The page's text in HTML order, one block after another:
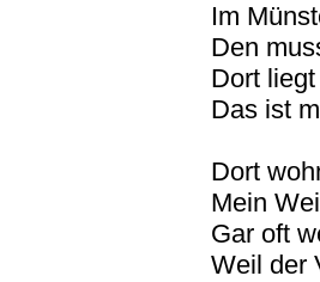
Im
Den
Dort
Das ist
Dort
Mein
Gar oft
Weil der